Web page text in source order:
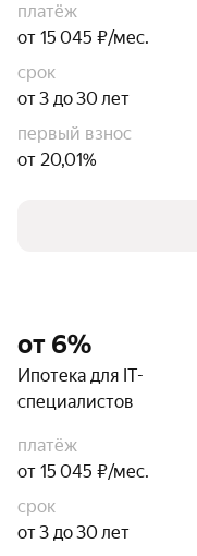
платёж
от 15 045 ₽/мес.
срок
от 3 до 30 лет
первый взнос
от 20,01%
от 6%
Ипотека для IT-
специалистов
платёж
от 15 045 ₽/мес.
срок
от 3 до 30 лет